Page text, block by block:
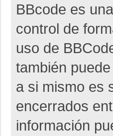
BBcode es
control de
uso de
también
a si mismo es
encerrados
información